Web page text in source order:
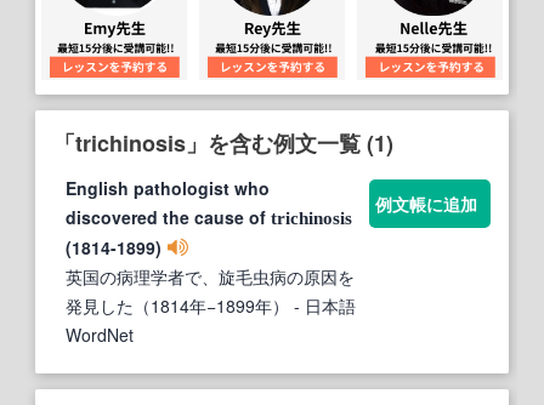
「trichinosis」を含む例文一覧 (1)
English pathologist who
discovered the cause of trichinosis
(1814-1899)
英国の病理学者で、旋毛虫病の原因を
発見した（1814年−1899年）
- 日本語
WordNet
例文帳に追加